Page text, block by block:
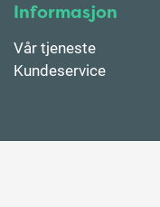
Informasjon
Vår tjeneste
Kundeservice